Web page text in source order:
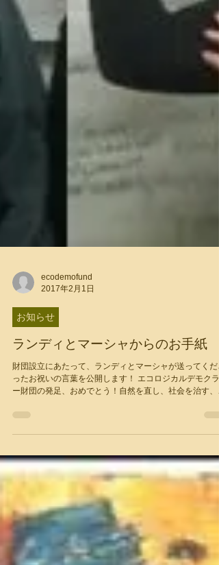
2017年2月1日
お知らせ
ランディとマーシャからのお手紙
財団設立にあたって、ランディとマーシャが送ってくだ